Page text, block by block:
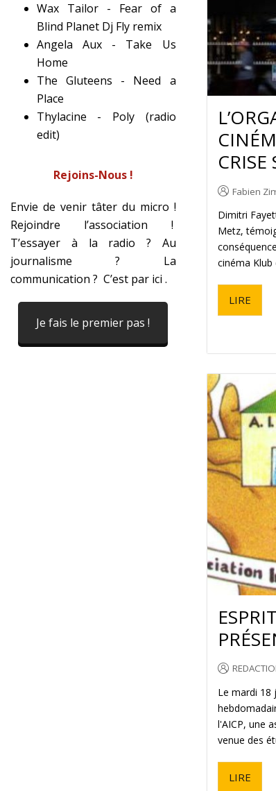
Wax Tailor - Fear of a
Blind Planet Dj Fly remix
Angela Aux - Take Us
Home
The Gluteens - Need a
Place
Thylacine - Poly (radio
edit)
Rejoins-Nous !
Envie de venir tâter du micro !
Rejoindre l’association !
T’essayer à la radio ? Au
journalisme ? La
communication ? C’est par ici .
Je fais le premier pas !
CRISE
Fabien
Dimitri
Metz,
cinéma Klub
LIRE
Le mardi 18
l'AICP, une
venue des
LIRE